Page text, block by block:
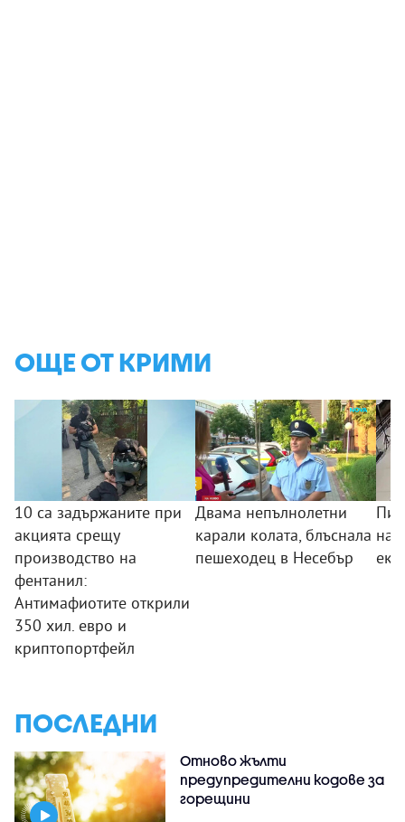
ОЩЕ ОТ КРИМИ
10 са задържаните при
акцията срещу
производство на
фентанил:
Антимафиотите открили
350 хил. евро и
криптопортфейл
Двама непълнолетни
карали колата, блъснала
пешеходец в Несебър
ПОСЛЕДНИ
Отново жълти
предупредителни кодове за
горещини